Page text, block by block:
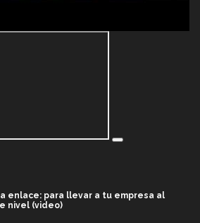
enlace: para llevar a tu empresa al
nivel (video)